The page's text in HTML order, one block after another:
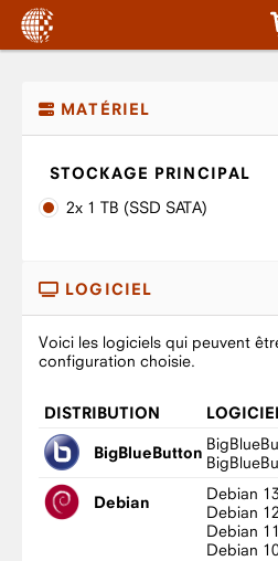
MATÉRIEL
STOCKAGE PRINCIPAL
2x 1 TB (SSD SATA)
LOGICIEL
Voici les logiciels qui peuvent
configuration choisie.
DISTRIBUTION
BigBlueButton
Debian
Debian 13
Debian 12
Debian 11
Debian